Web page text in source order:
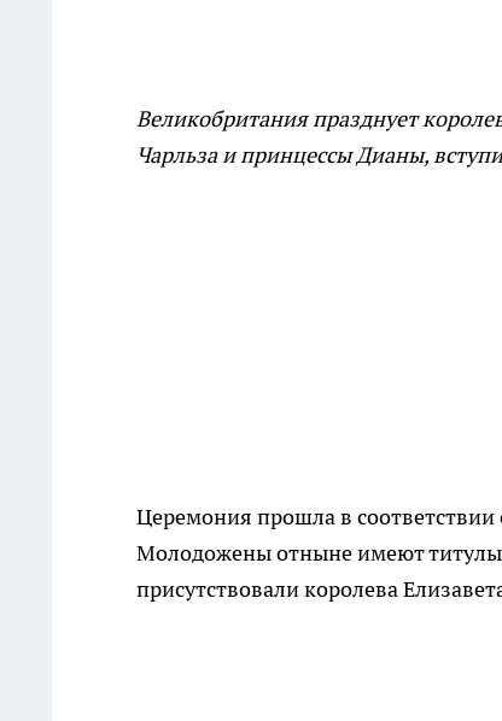
Великобритания празднует
Чарльза и принцессы Дианы,
Церемония прошла в соответствии
Молодожены отныне имеют титулы
присутствовали королева